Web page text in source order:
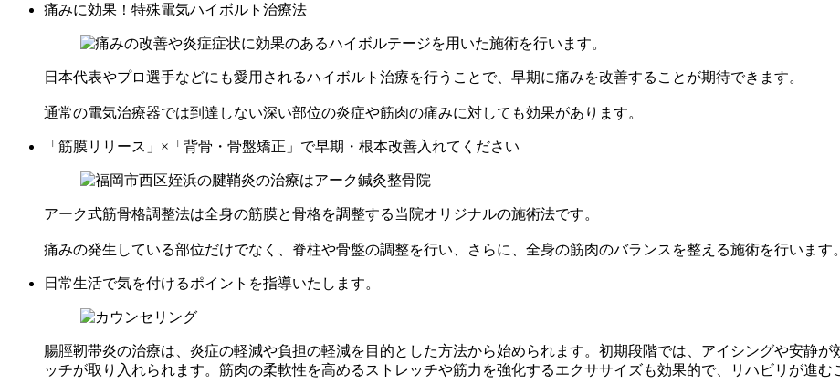
痛みに効果！特殊電気ハイボルト治療法
日本代表やプロ選手などにも愛用されるハイボルト治療を行うことで、早期に痛みを改善することが期待できます。
通常の電気治療器では到達しない深い部位の炎症や筋肉の痛みに対しても効果があります。
「筋膜リリース」×「背骨・骨盤矯正」で早期・根本改善入れてください
アーク式筋骨格調整法は全身の筋膜と骨格を調整する当院オリジナルの施術法です。
痛みの発生している部位だけでなく、脊柱や骨盤の調整を行い、さらに、全身の筋肉のバランスを整える施術を行います。
日常生活で気を付けるポイントを指導いたします。
腸脛靭帯炎の治療は、炎症の軽減や負担の軽減を目的とした方法から始められます。初期段階では、アイシングや安静
ッチが取り入れられます。筋肉の柔軟性を高めるストレッチや筋力を強化するエクササイズも効果的で、リハビリが進む